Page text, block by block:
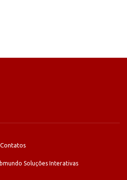
Contatos
Soluções Interativas